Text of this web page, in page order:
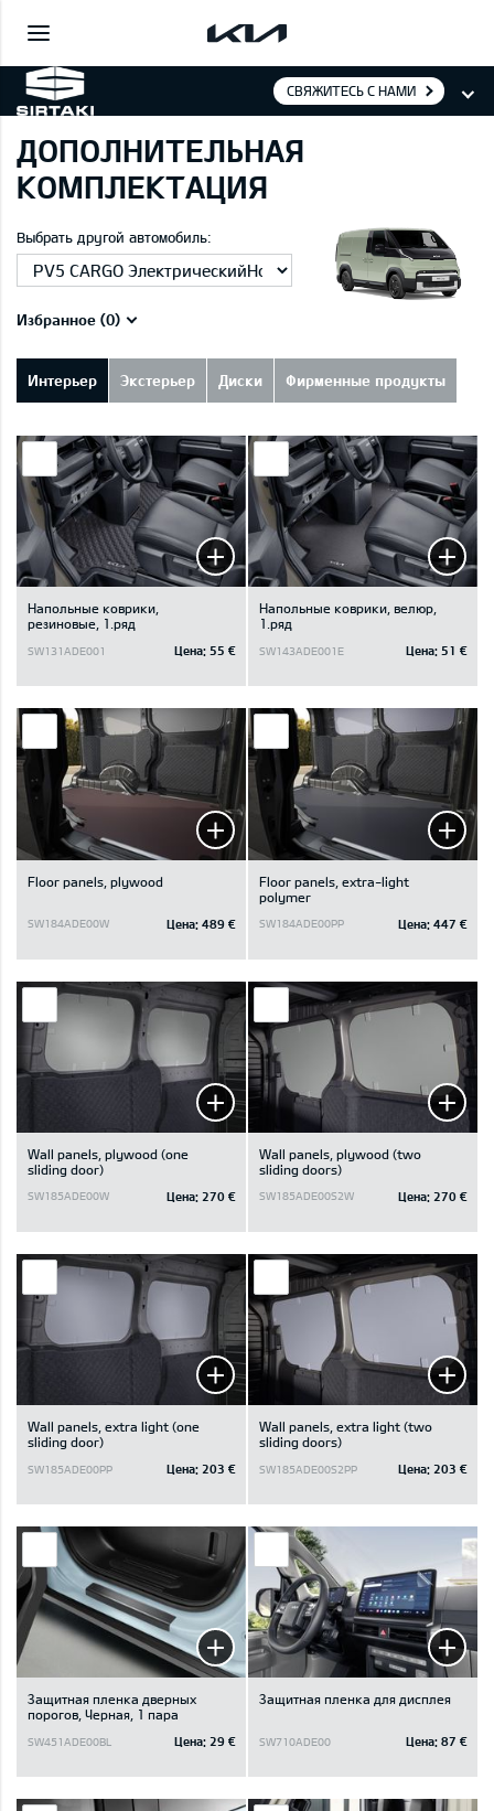
СВЯЖИТЕСЬ С НАМИ
ДОПОЛНИТЕЛЬНАЯ
КОМПЛЕКТАЦИЯ
Выбрать другой автомобиль:
Избранное (0)
Интерьер Экстерьер Диски Фирменные продукты
Напольные коврики,
резиновые, 1.ряд
SW131ADE001 Цена: 55 €
Напольные коврики, велюр,
1.ряд
SW143ADE001E Цена: 51 €
Floor panels, plywood
SW184ADE00W Цена: 489 €
Floor panels, extra-light
polymer
SW184ADE00PP Цена: 447 €
Wall panels, plywood (one
sliding door)
SW185ADE00W Цена: 270 €
Wall panels, plywood (two
sliding doors)
SW185ADE00S2W Цена: 270 €
Wall panels, extra light (one
sliding door)
SW185ADE00PP Цена: 203 €
Wall panels, extra light (two
sliding doors)
SW185ADE00S2PP Цена: 203 €
Защитная пленка дверных
порогов, Черная, 1 пара
SW451ADE00BL Цена: 29 €
Защитная пленка для дисплея
SW710ADE00 Цена: 87 €